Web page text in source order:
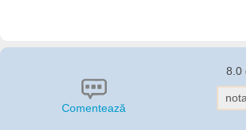
Comentează
8.0